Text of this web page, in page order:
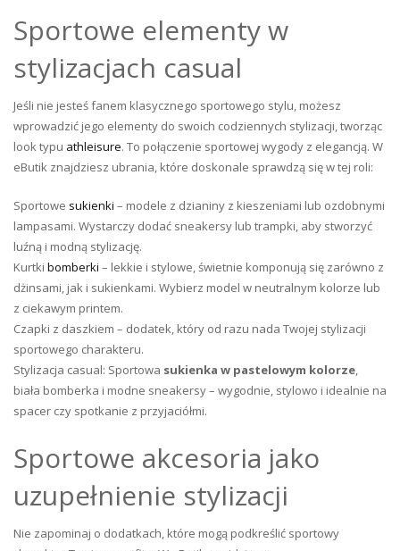
Sportowe elementy w
stylizacjach casual
Jeśli nie jesteś fanem klasycznego sportowego stylu, możesz
wprowadzić jego elementy do swoich codziennych stylizacji, tworząc
look typu athleisure. To połączenie sportowej wygody z elegancją. W
eButik znajdziesz ubrania, które doskonale sprawdzą się w tej roli:
Sportowe sukienki – modele z dzianiny z kieszeniami lub ozdobnymi
lampasami. Wystarczy dodać sneakersy lub trampki, aby stworzyć
luźną i modną stylizację.
Kurtki bomberki – lekkie i stylowe, świetnie komponują się zarówno z
dżinsami, jak i sukienkami. Wybierz model w neutralnym kolorze lub
z ciekawym printem.
Czapki z daszkiem – dodatek, który od razu nada Twojej stylizacji
sportowego charakteru.
Stylizacja casual: Sportowa sukienka w pastelowym kolorze,
biała bomberka i modne sneakersy – wygodnie, stylowo i idealnie na
spacer czy spotkanie z przyjaciółmi.
Sportowe akcesoria jako
uzupełnienie stylizacji
Nie zapominaj o dodatkach, które mogą podkreślić sportowy